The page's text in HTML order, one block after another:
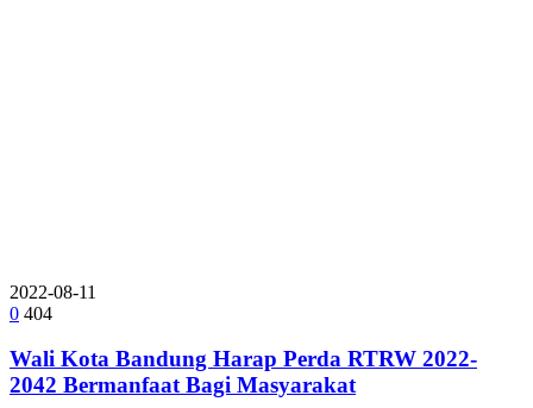
2022-08-11
0 404
Wali Kota Bandung Harap Perda RTRW 2022-
2042 Bermanfaat Bagi Masyarakat